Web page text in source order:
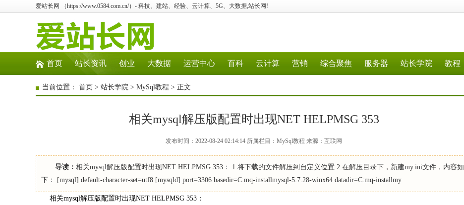
爱站长网 （https://www.0584.com.cn/）- 科技、建站、经验、云计算、5G、大数据,站长网!
首页 站长资讯 创业 大数据 运营中心 百科 云计算 营销 综合聚焦 服务器 站长学院 教程
当前位置： 首页 > 站长学院 > MySql教程 > 正文
相关mysql解压版配置时出现NET HELPMSG 353
发布时间：2022-08-24 02:14:14 所属栏目：MySql教程 来源：互联网
导读： 相关mysql解压版配置时出现NET HELPMSG 353： 1.将下载的文件解压到自定义位置 2.在解压目录下，新建my.ini文件，内容如
下： [mysql] default-character-set=utf8 [mysqld] port=3306 basedir=C:mq-installmysql-5.7.28-winx64 datadir=C:mq-installmy
相关mysql解压版配置时出现NET HELPMSG 353：